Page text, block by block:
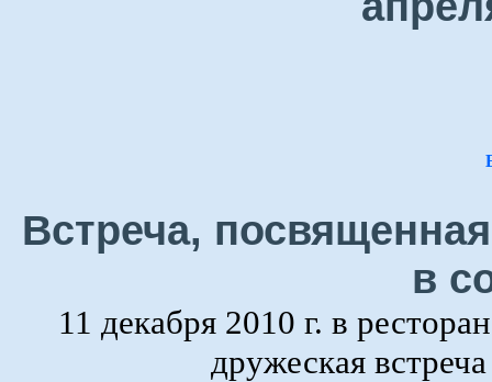
Встреча,
в
11 декабря 2010 г. в
дружеская